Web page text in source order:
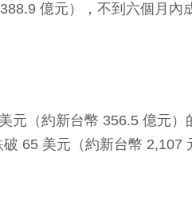
億元），不到六個月內
（約新台幣 356.5 億元
65 美元（約新台幣 2,107